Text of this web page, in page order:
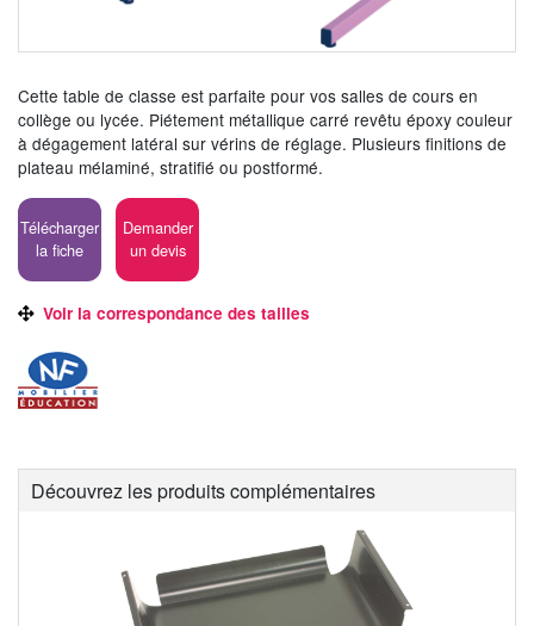
Cette table de classe est parfaite pour vos salles de cours en
collège ou lycée. Piétement métallique carré revêtu époxy couleur
à dégagement latéral sur vérins de réglage. Plusieurs finitions de
plateau mélaminé, stratifié ou postformé.
Télécharger
la fiche
Demander
un devis
Voir la correspondance des tailles
Découvrez les produits complémentaires